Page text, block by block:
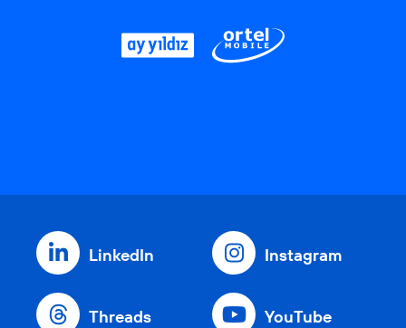
LinkedIn Instagram
Threads YouTube